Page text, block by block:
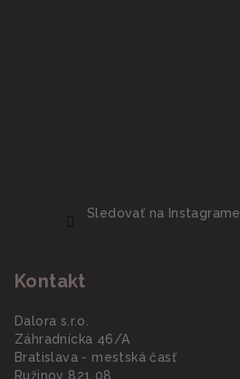
Sledovať na Instagrame
Kontakt
Dalora s.r.o.
Záhradnícka 46/A
Bratislava - mestská časť
Ružinov 821 08